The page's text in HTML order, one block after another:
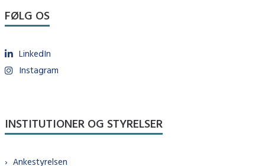
FØLG OS
LinkedIn
Instagram
INSTITUTIONER OG STYRELSER
Ankestyrelsen